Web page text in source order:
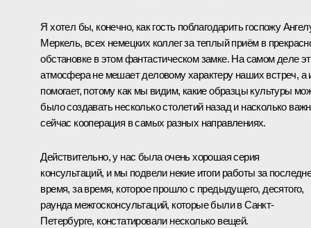
Я хотел бы, конечно, как гость поблагодарить госпожу
Меркель, всех немецких коллег за теплый приём в
обстановке в этом фантастическом замке. На самом деле
атмосфера не мешает деловому характеру наших встреч, а
помогает, потому как мы видим, какие образцы культуры
было создавать несколько столетий назад и насколько
сейчас кооперация в самых разных направлениях.
Действительно, у нас была очень хорошая серия
консультаций, и мы подвели некие итоги работы за
время, за время, которое прошло с предыдущего, десятого,
раунда межгосконсультаций, которые были в Санкт-
Петербурге, констатировали несколько вещей.